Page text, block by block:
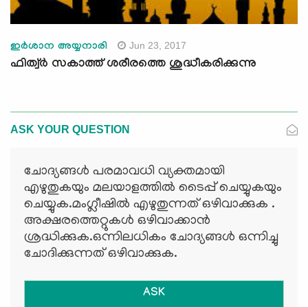
ഇര്‍ശാന അയ്യനാരി Jun 23, 2017
ഫിത്വ്‌ര്‍ സകാത്ത് ശരീരത്തെ ശുദ്ധീകരിക്കുന്നു
ASK YOUR QUESTION
ചോദ്യങ്ങള്‍ പരമാവധി വ്യക്തമായി
എഴുതുകയും മലയാളത്തില്‍ ടൈപ്പ് ചെയ്യുകയും
ചെയ്യുക.മംഗ്ലീഷില്‍ എഴുതുന്നത് ഒഴിവാക്കുക .
അക്ഷരത്തെറ്റുകള്‍ ഒഴിവാക്കാന്‍
ശ്രദ്ധിക്കുക.ഒന്നിലധികം ചോദ്യങ്ങള്‍ ഒന്നിച്ചു
ചോദിക്കുന്നത് ഒഴിവാക്കുക.
ASK